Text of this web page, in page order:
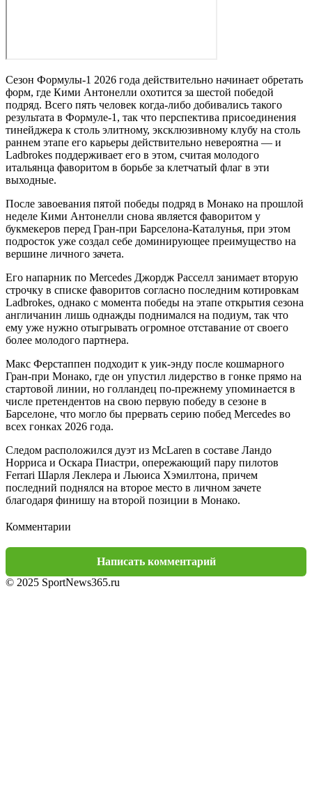
Cезон Формулы-1 2026 года действительно начинает обретать
форм, где Кими Антонелли охотится за шестой победой
подряд. Всего пять человек когда-либо добивались такого
результата в Формуле-1, так что перспектива присоединения
тинейджера к столь элитному, эксклюзивному клубу на столь
раннем этапе его карьеры действительно невероятна — и
Ladbrokes поддерживает его в этом, считая молодого
итальянца фаворитом в борьбе за клетчатый флаг в эти
выходные.
После завоевания пятой победы подряд в Монако на прошлой
неделе Кими Антонелли снова является фаворитом у
букмекеров перед Гран-при Барселона-Каталунья, при этом
подросток уже создал себе доминирующее преимущество на
вершине личного зачета.
Его напарник по Mercedes Джордж Расселл занимает вторую
строчку в списке фаворитов согласно последним котировкам
Ladbrokes, однако с момента победы на этапе открытия сезона
англичанин лишь однажды поднимался на подиум, так что
ему уже нужно отыгрывать огромное отставание от своего
более молодого партнера.
Макс Ферстаппен подходит к уик-энду после кошмарного
Гран-при Монако, где он упустил лидерство в гонке прямо на
стартовой линии, но голландец по-прежнему упоминается в
числе претендентов на свою первую победу в сезоне в
Барселоне, что могло бы прервать серию побед Mercedes во
всех гонках 2026 года.
Следом расположился дуэт из McLaren в составе Ландо
Норриса и Оскара Пиастри, опережающий пару пилотов
Ferrari Шарля Леклера и Льюиса Хэмилтона, причем
последний поднялся на второе место в личном зачете
благодаря финишу на второй позиции в Монако.
Комментарии
Написать комментарий
© 2025 SportNews365.ru